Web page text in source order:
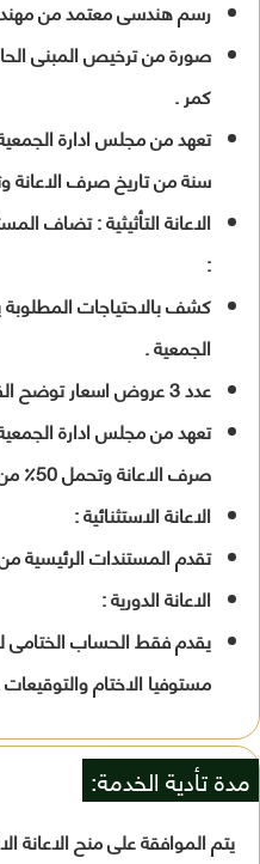
رسم هندسى معتمد من
صورة من ترخيص المبنى
كمر .
تعهد من مجلس ادارة
سنة من تاريخ صرف الاعانة وتحمل 50 %من
الاعانة التأثيثية : تضاف
:
كشف بالاحتياجات
الجمعية .
عدد 3 عروض اسعار توضح القيمة والكمية معتمد من الجمعية .
تعهد من مجلس ادارة
صرف الاعانة وتحمل 50٪ من التكلفة.
الاعانة الاستثنائية :
تقدم المستندات الرئيسية من ( رقم 1
الاعانة الدورية :
يقدم فقط الحساب الختامى
مستوفيا الاختام
مدة تأدية الخدمة:
يتم الموافقة على منح الاعانة